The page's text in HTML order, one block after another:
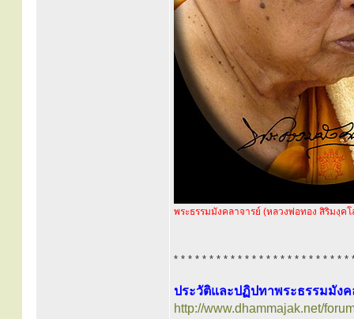
พระธรรมมังคลาจารย์ (หลวงพ่อทอง สิริมงฺคโ
* * * * * * * * * * * * * * * * * * * * * * * * *
ประวัติและปฏิปทาพระธรรมมัง
http://www.dhammajak.net/